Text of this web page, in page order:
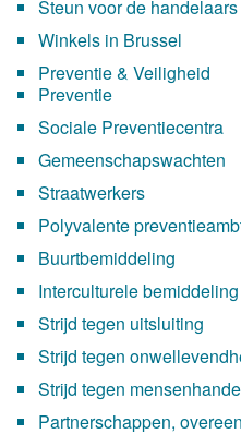
Steun voor de handelaars
Winkels in Brussel
Preventie & Veiligheid
Preventie
Sociale Preventiecentra
Gemeenschapswachten
Straatwerkers
Polyvalente
Buurtbemiddeling
Interculturele bemiddeling
Strijd tegen uitsluiting
Strijd tegen
Strijd tegen
Partnerschappen,